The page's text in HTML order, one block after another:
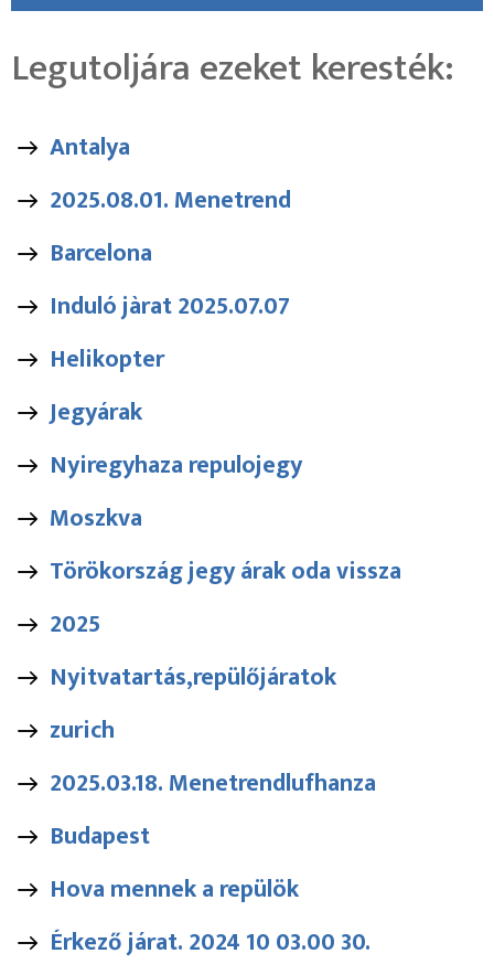
Legutoljára ezeket keresték:
Antalya
2025.08.01. Menetrend
Barcelona
Induló jàrat 2025.07.07
Helikopter
Jegyárak
Nyiregyhaza repulojegy
Moszkva
Törökország jegy árak oda vissza
2025
Nyitvatartás,repülőjáratok
zurich
2025.03.18. Menetrendlufhanza
Budapest
Hova mennek a repülök
Érkező járat. 2024 10 03.00 30.